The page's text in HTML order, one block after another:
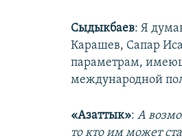
Сыдыкбаев: Я
Карашев, Сапар
параметрам,
международной
«Азаттык»:А
то кто им может